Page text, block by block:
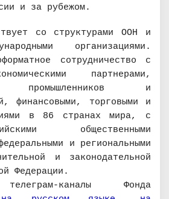
и за рубежом.
со структурами ООН и
организациями.
сотрудничество с
партнерами,
промышленников и
финансовыми, торговыми и
в 86 странах мира, с
общественными
и региональными
и законодательной
Федерации.
каналы Фонда